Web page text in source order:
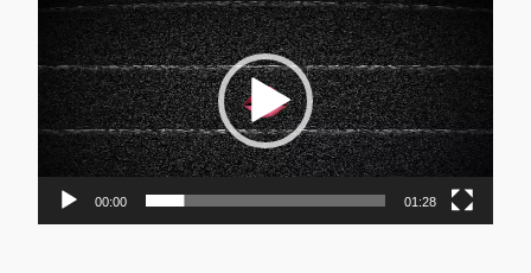
de
vídeo
00:00 01:28